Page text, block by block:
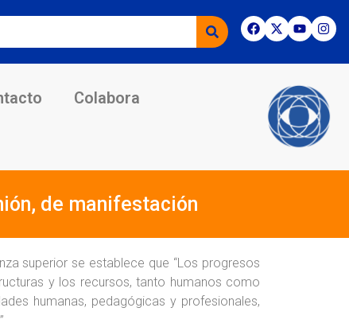
Colabora
de manifestación
superior se establece que “Los progresos
y los recursos, tanto humanos como
humanas, pedagógicas y profesionales,